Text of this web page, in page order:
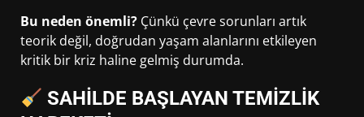
Bu neden önemli? Çünkü çevre sorunları artık
teorik değil, doğrudan yaşam alanlarını etkileyen
kritik bir kriz haline gelmiş durumda.
SAHİLDE BAŞLAYAN TEMİZLİK